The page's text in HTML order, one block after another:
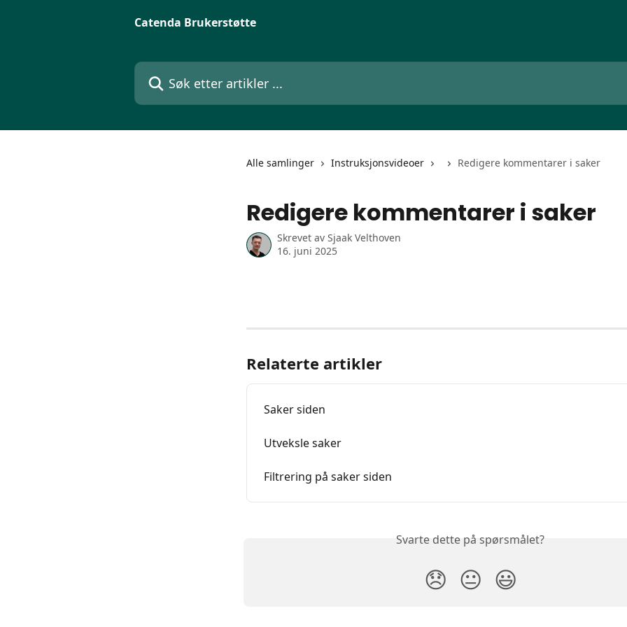
Catenda Brukerstøtte
Søk etter artikler ...
Alle samlinger Instruksjonsvideoer Redigere kommentarer i saker
Redigere kommentarer i saker
Skrevet av Sjaak Velthoven
16. juni 2025
Relaterte artikler
Saker siden
Utveksle saker
Filtrering på saker siden
Svarte dette på spørsmålet?
😞 😐 😃